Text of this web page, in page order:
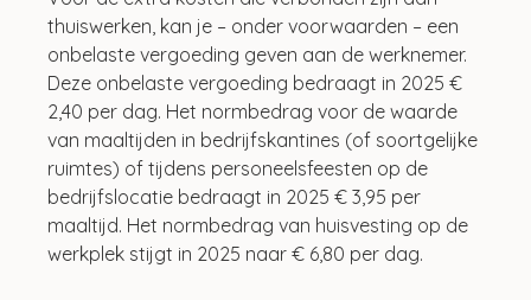
thuiswerken, kan je – onder voorwaarden – een
onbelaste vergoeding geven aan de werknemer.
Deze onbelaste vergoeding bedraagt in 2025 €
2,40 per dag. Het normbedrag voor de waarde
van maaltijden in bedrijfskantines (of soortgelijke
ruimtes) of tijdens personeelsfeesten op de
bedrijfslocatie bedraagt in 2025 € 3,95 per
maaltijd. Het normbedrag van huisvesting op de
werkplek stijgt in 2025 naar € 6,80 per dag.